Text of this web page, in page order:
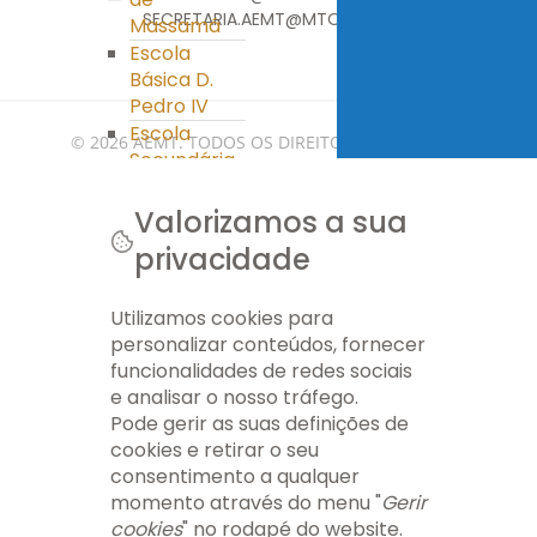
Massamá
Escola
Básica D.
Pedro IV
Escola
Secundária
Torga
Clube Ciência
Ass. Pais/E.E.
Ass. Pais/E.E.
APEE EB nº 1
Massamá
APEE EB D.
Pedro IV
APEE ES Miguel
Torga
SECRETARIA.AEMT@MTORGA.EDU.PT
© 2026 AEMT. TODOS OS DIREITOS RESERVADOS.
Valorizamos a sua
privacidade
Utilizamos cookies para
personalizar conteúdos, fornecer
funcionalidades de redes sociais
e analisar o nosso tráfego.
Pode gerir as suas definições de
cookies e retirar o seu
consentimento a qualquer
momento através do menu "Gerir
cookies" no rodapé do website.